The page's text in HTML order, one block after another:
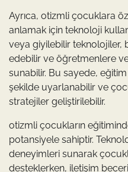
Ayrıca, otizmli çocuklara
anlamak için teknoloji
veya giyilebilir teknolojiler,
edebilir ve öğretmenlere
sunabilir. Bu sayede,
şekilde uyarlanabilir ve
stratejiler geliştirilebilir.
otizmli çocukların
potansiyele sahiptir.
deneyimleri sunarak
desteklerken, iletişim